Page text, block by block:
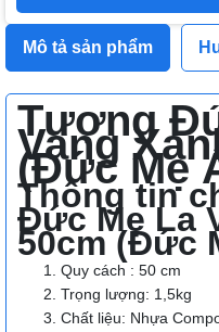
Mô tả sản phẩm
Tượng
Vang
(Đức Mẹ
Thông tin
Đức Mẹ La
50cm (Đức
Quy cách : 50 cm
Trọng lượng: 1,5kg
Chất liệu: Nhựa